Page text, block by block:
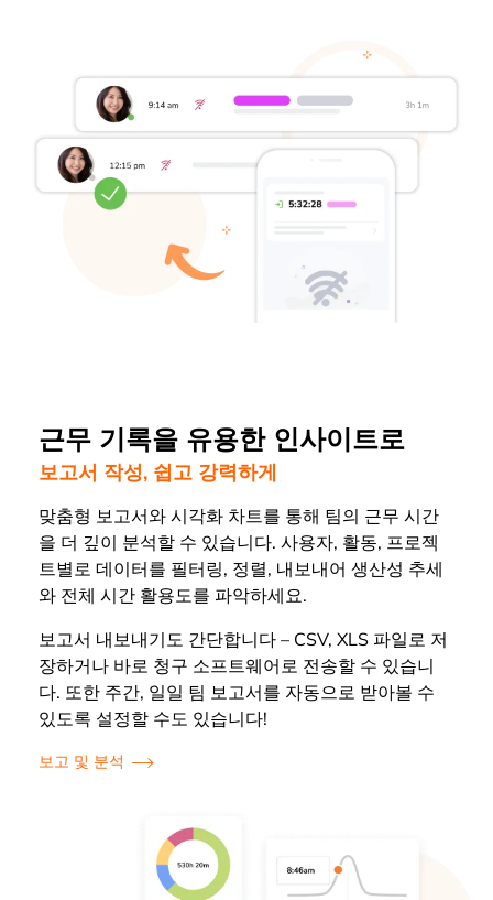
근무 기록을 유용한 인사이트로
보고서 작성, 쉽고 강력하게
맞춤형 보고서와 시각화 차트를 통해 팀의 근무 시간
을 더 깊이 분석할 수 있습니다. 사용자, 활동, 프로젝
트별로 데이터를 필터링, 정렬, 내보내어 생산성 추세
와 전체 시간 활용도를 파악하세요.
보고서 내보내기도 간단합니다 – CSV, XLS 파일로 저
장하거나 바로 청구 소프트웨어로 전송할 수 있습니
다. 또한 주간, 일일 팀 보고서를 자동으로 받아볼 수
있도록 설정할 수도 있습니다!
보고 및 분석